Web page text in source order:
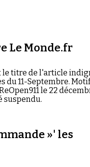
Le Monde.fr
le titre de l'article
11-Septembre. Motif
le 22
suspendu.
»' les